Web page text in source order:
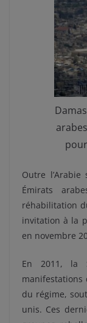
Outre
Émirats
réhabilitation
invitation à la
en novembre
En 2011, la
manifestations
du régime,
unis. Ces